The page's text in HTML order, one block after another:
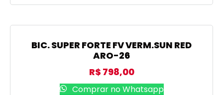
BIC. SUPER FORTE FV VERM.SUN RED
ARO-26
R$ 798,00
Comprar no Whatsapp